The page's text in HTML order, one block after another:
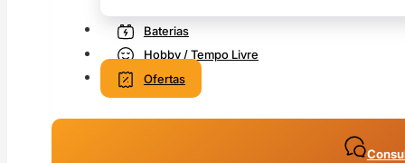
Baterias
Hobby / Tempo Livre
Ofertas